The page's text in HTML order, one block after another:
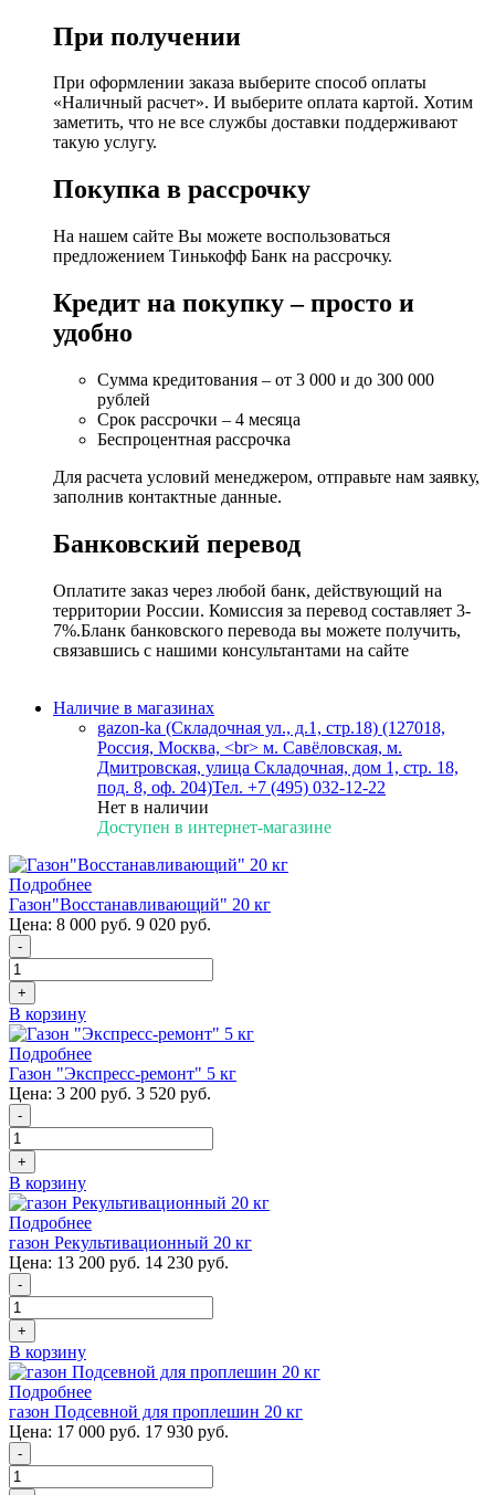
При получении
При оформлении заказа выберите способ оплаты
«Наличный расчет». И выберите оплата картой. Хотим
заметить, что не все службы доставки поддерживают
такую услугу.
Покупка в рассрочку
На нашем сайте Вы можете воспользоваться
предложением Тинькофф Банк на рассрочку.
Кредит на покупку – просто и
удобно
Сумма кредитования – от 3 000 и до 300 000
рублей
Срок рассрочки – 4 месяца
Беспроцентная рассрочка
Для расчета условий менеджером, отправьте нам заявку,
заполнив контактные данные.
Банковский перевод
Оплатите заказ через любой банк, действующий на
территории России. Комиссия за перевод составляет 3-
7%.Бланк банковского перевода вы можете получить,
связавшись с нашими консультантами на сайте
Наличие в магазинах
gazon-ka (Складочная ул., д.1, стр.18) (127018,
Россия, Москва, <br> м. Савёловская, м.
Дмитровская, улица Складочная, дом 1, стр. 18,
под. 8, оф. 204)Тел. +7 (495) 032-12-22
Нет в наличии
Доступен в интернет-магазине
Подробнее
Газон"Восстанавливающий" 20 кг
Цена: 8 000 руб. 9 020 руб.
-
+
В корзину
Подробнее
Газон "Экспресс-ремонт" 5 кг
Цена: 3 200 руб. 3 520 руб.
-
+
В корзину
Подробнее
газон Рекультивационный 20 кг
Цена: 13 200 руб. 14 230 руб.
-
+
В корзину
Подробнее
газон Подсевной для проплешин 20 кг
Цена: 17 000 руб. 17 930 руб.
-